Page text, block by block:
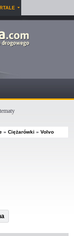
»Ciężarówki »Volvo